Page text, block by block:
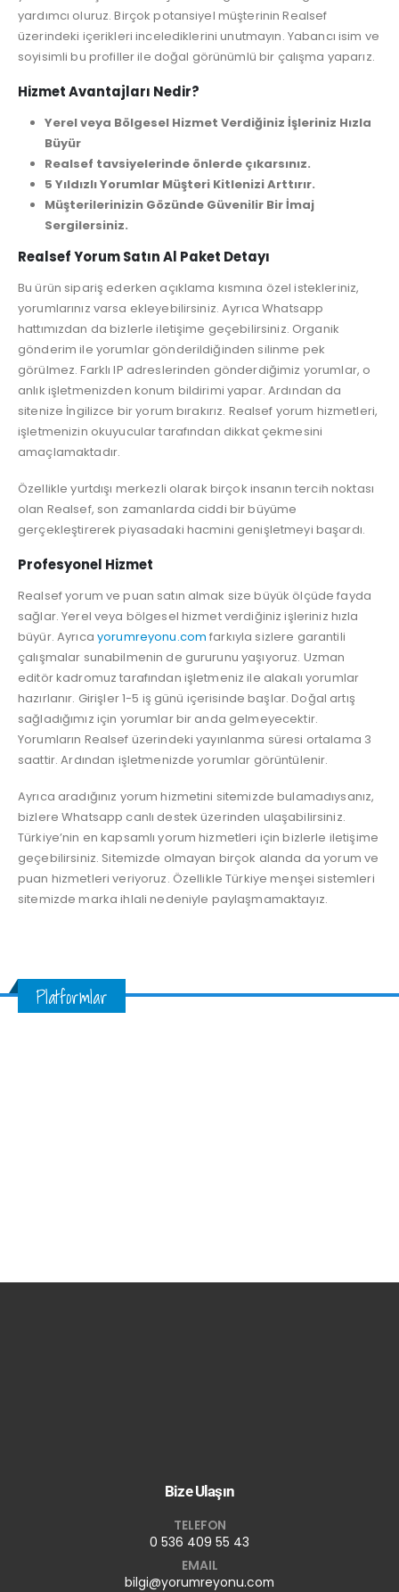
yardımcı oluruz. Birçok potansiyel müşterinin Realsef
üzerindeki içerikleri incelediklerini unutmayın. Yabancı isim ve
soyisimli bu profiller ile doğal görünümlü bir çalışma yaparız.
Hizmet Avantajları Nedir?
Yerel veya Bölgesel Hizmet Verdiğiniz İşleriniz Hızla
Büyür
Realsef tavsiyelerinde önlerde çıkarsınız.
5 Yıldızlı Yorumlar Müşteri Kitlenizi Arttırır.
Müşterilerinizin Gözünde Güvenilir Bir İmaj
Sergilersiniz.
Realsef Yorum Satın Al Paket Detayı
Bu ürün sipariş ederken açıklama kısmına özel istekleriniz,
yorumlarınız varsa ekleyebilirsiniz. Ayrıca Whatsapp
hattımızdan da bizlerle iletişime geçebilirsiniz. Organik
gönderim ile yorumlar gönderildiğinden silinme pek
görülmez. Farklı IP adreslerinden gönderdiğimiz yorumlar, o
anlık işletmenizden konum bildirimi yapar. Ardından da
sitenize İngilizce bir yorum bırakırız. Realsef yorum hizmetleri,
işletmenizin okuyucular tarafından dikkat çekmesini
amaçlamaktadır.
Özellikle yurtdışı merkezli olarak birçok insanın tercih noktası
olan Realsef, son zamanlarda ciddi bir büyüme
gerçekleştirerek piyasadaki hacmini genişletmeyi başardı.
Profesyonel Hizmet
Realsef yorum ve puan satın almak size büyük ölçüde fayda
sağlar. Yerel veya bölgesel hizmet verdiğiniz işleriniz hızla
büyür. Ayrıca yorumreyonu.com farkıyla sizlere garantili
çalışmalar sunabilmenin de gururunu yaşıyoruz. Uzman
editör kadromuz tarafından işletmeniz ile alakalı yorumlar
hazırlanır. Girişler 1-5 iş günü içerisinde başlar. Doğal artış
sağladığımız için yorumlar bir anda gelmeyecektir.
Yorumların Realsef üzerindeki yayınlanma süresi ortalama 3
saattir. Ardından işletmenizde yorumlar görüntülenir.
Ayrıca aradığınız yorum hizmetini sitemizde bulamadıysanız,
bizlere Whatsapp canlı destek üzerinden ulaşabilirsiniz.
Türkiye’nin en kapsamlı yorum hizmetleri için bizlerle iletişime
geçebilirsiniz. Sitemizde olmayan birçok alanda da yorum ve
puan hizmetleri veriyoruz. Özellikle Türkiye menşei sistemleri
sitemizde marka ihlali nedeniyle paylaşmamaktayız.
Platformlar
Bize Ulaşın
TELEFON
0 536 409 55 43
EMAIL
bilgi@yorumreyonu.com